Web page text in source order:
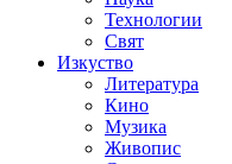
Технологии
Свят
Изкуство
Литература
Кино
Музика
Живопис